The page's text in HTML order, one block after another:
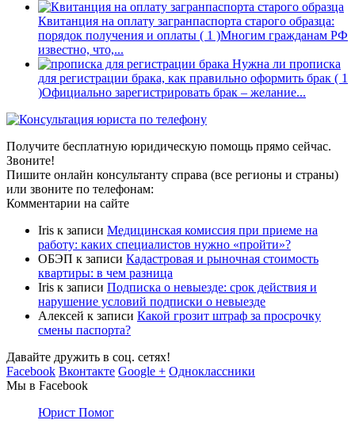
Квитанция на оплату загранпаспорта старого образца:
порядок получения и оплаты ( 1 )Многим гражданам РФ
известно, что,...
Нужна ли прописка
для регистрации брака, как правильно оформить брак ( 1
)Официально зарегистрировать брак – желание...
Получите бесплатную юридическую помощь прямо сейчас.
Звоните!
Пишите онлайн консультанту справа (все регионы и страны)
или звоните по телефонам:
Комментарии на сайте
Iris к записи Медицинская комиссия при приеме на
работу: каких специалистов нужно «пройти»?
ОБЭП к записи Кадастровая и рыночная стоимость
квартиры: в чем разница
Iris к записи Подписка о невыезде: срок действия и
нарушение условий подписки о невыезде
Алексей к записи Какой грозит штраф за просрочку
смены паспорта?
Давайте дружить в соц. сетях!
Facebook Вконтакте Google + Одноклассники
Мы в Facebook
Юрист Помог